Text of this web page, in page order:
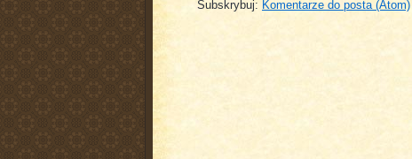
Subskrybuj: Komentarze do posta (Atom)